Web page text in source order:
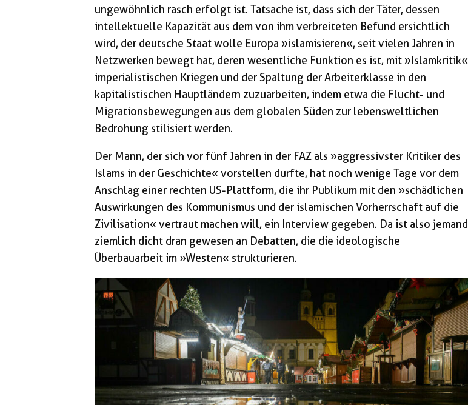
ungewöhnlich rasch erfolgt ist. Tatsache ist, dass sich der Täter, dessen
intellektuelle Kapazität aus dem von ihm verbreiteten Befund ersichtlich
wird, der deutsche Staat wolle Europa »islamisieren«, seit vielen Jahren in
Netzwerken bewegt hat, deren wesentliche Funktion es ist, mit »Islamkritik«
imperialistischen Kriegen und der Spaltung der Arbeiterklasse in den
kapitalistischen Hauptländern zuzuarbeiten, indem etwa die Flucht- und
Migrationsbewegungen aus dem globalen Süden zur lebensweltlichen
Bedrohung stilisiert werden.
Der Mann, der sich vor fünf Jahren in der FAZ als »aggressivster Kritiker des
Islams in der Geschichte« vorstellen durfte, hat noch wenige Tage vor dem
Anschlag einer rechten US-Plattform, die ihr Publikum mit den »schädlichen
Auswirkungen des Kommunismus und der islamischen Vorherrschaft auf die
Zivilisation« vertraut machen will, ein Interview gegeben. Da ist also jemand
ziemlich dicht dran gewesen an Debatten, die die ideologische
Überbauarbeit im »Westen« strukturieren.